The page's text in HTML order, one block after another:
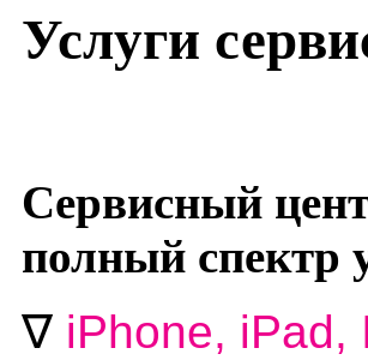
Услуги
Сервисный
полный спектр
∇ iPhone,